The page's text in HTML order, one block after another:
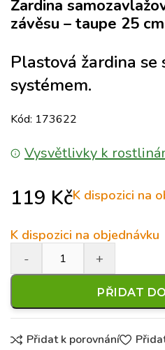
Žardina
závěsu – taupe 25 cm
Plastová žardina se
systémem.
Kód: 173622
Vysvětlivky k
119 KčK dispozici na
K dispozici na objednávku
PŘIDAT
Přidat k porovnání